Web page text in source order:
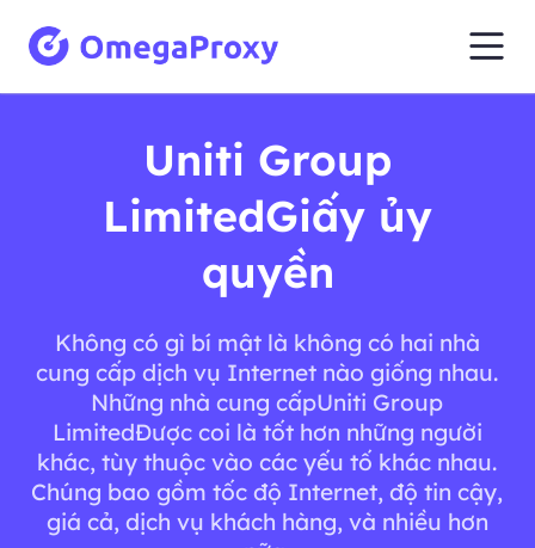
Uniti Group
LimitedGiấy ủy
quyền
Không có gì bí mật là không có hai nhà
cung cấp dịch vụ Internet nào giống nhau.
Những nhà cung cấpUniti Group
LimitedĐược coi là tốt hơn những người
khác, tùy thuộc vào các yếu tố khác nhau.
Chúng bao gồm tốc độ Internet, độ tin cậy,
giá cả, dịch vụ khách hàng, và nhiều hơn